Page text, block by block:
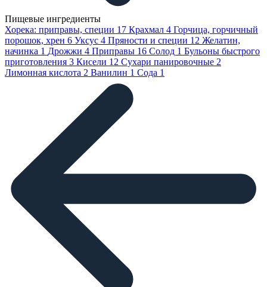
Пищевые ингредиенты
Хорека: приправы, специи 17 Крахмал 4 Горчица, горчичный
порошок, хрен 6 Уксус 4 Пряности и специи 12 Желатин,
начинка 1 Дрожжи 4 Приправы 16 Солод 1 Бульоны быстрого
приготовления 3 Кисели 12 Сухари панировочные 2
Лимонная кислота 2 Ванилин 1 Сода 1